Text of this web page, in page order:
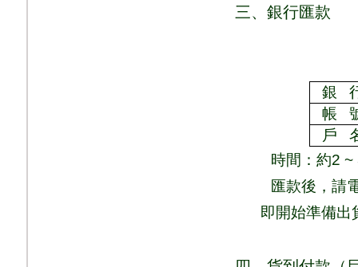
三、銀行匯款
銀
帳
戶
時間： 約2 ~
匯款後，請
即開始準備出